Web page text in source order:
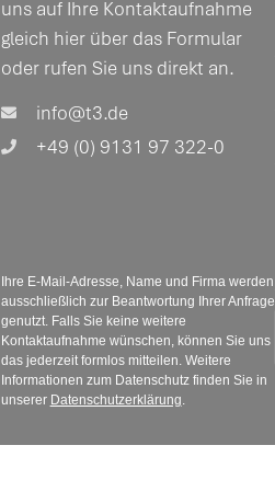
uns auf Ihre Kontaktaufnahme
gleich hier über das Formular
oder rufen Sie uns direkt an.
info@t3.de
+49 (0) 9131 97 322-0
Ihre E-Mail-Adresse, Name und Firma werden
ausschließlich zur Beantwortung Ihrer Anfrage
genutzt. Falls Sie keine weitere
Kontaktaufnahme wünschen, können Sie uns
das jederzeit formlos mitteilen. Weitere
Informationen zum Datenschutz finden Sie in
unserer Datenschutzerklärung.